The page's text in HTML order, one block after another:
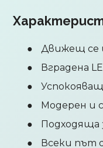
Движещ се
Вградена
Модерен и
Подходяща
Всеки път